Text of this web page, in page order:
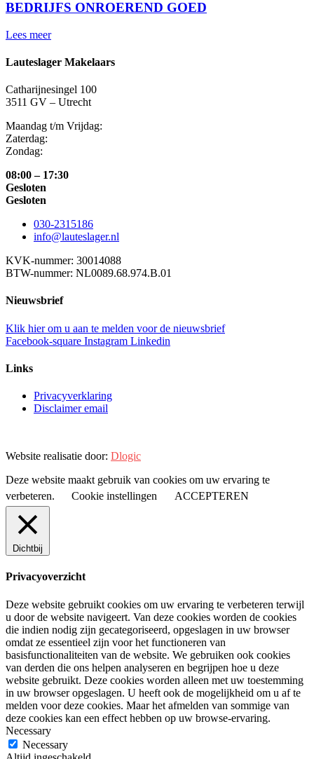
BEDRIJFS ONROEREND GOED
Lees meer
Lauteslager Makelaars
Catharijnesingel 100
3511 GV – Utrecht
Maandag t/m Vrijdag:
Zaterdag:
Zondag:
08:00 – 17:30
Gesloten
Gesloten
030-2315186
info@lauteslager.nl
KVK-nummer: 30014088
BTW-nummer: NL0089.68.974.B.01
Nieuwsbrief
Klik hier om u aan te melden voor de nieuwsbrief
Facebook-square Instagram Linkedin
Links
Privacyverklaring
Disclaimer email
Website realisatie door: Dlogic
Deze website maakt gebruik van cookies om uw ervaring te
verbeteren.
Cookie instellingen ACCEPTEREN
Dichtbij
Privacyoverzicht
Deze website gebruikt cookies om uw ervaring te verbeteren terwijl
u door de website navigeert. Van deze cookies worden de cookies
die indien nodig zijn gecategoriseerd, opgeslagen in uw browser
omdat ze essentieel zijn voor het functioneren van
basisfunctionaliteiten van de website. We gebruiken ook cookies
van derden die ons helpen analyseren en begrijpen hoe u deze
website gebruikt. Deze cookies worden alleen met uw toestemming
in uw browser opgeslagen. U heeft ook de mogelijkheid om u af te
melden voor deze cookies. Maar het afmelden van sommige van
deze cookies kan een effect hebben op uw browse-ervaring.
Necessary
Necessary